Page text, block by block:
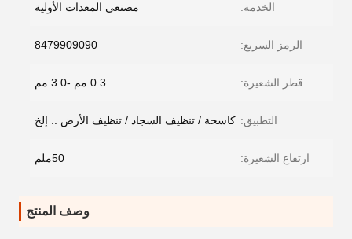
الخدمة: مصنعي المعدات الأولية
الرمز السريع: 8479909090
قطر الشعيرة: 0.3 مم -3.0 مم
التطبيق: كاسحة / تنظيف السجاد / تنظيف الأرض .. إلخ
ارتفاع الشعيرة: 50ملم
وصف المنتج